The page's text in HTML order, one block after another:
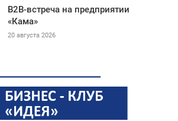
B2B-встреча на предприятии
«Кама»
20 августа 2026